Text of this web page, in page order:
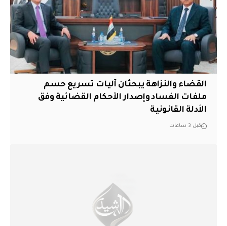
القضاء والنزاهة يبحثان آليات تسريع حسم
ملفات الفساد وإصدار الأحكام القضائية وفق
الأدلة القانونية
قبل 3 ساعات